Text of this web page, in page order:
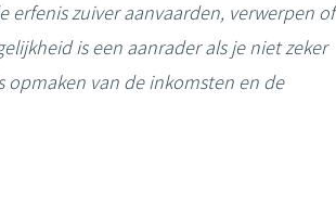
erfenis zuiver aanvaarden, verwerpen of
is een aanrader als je niet zeker
van de inkomsten en de